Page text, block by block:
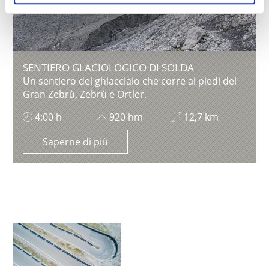
SENTIERO GLACIOLOGICO DI SOLDA
Un sentiero del ghiacciaio che corre ai piedi del
Gran Zebrù, Zebrù e Ortler.
4:00 h
920 hm
12,7 km
Saperne di più